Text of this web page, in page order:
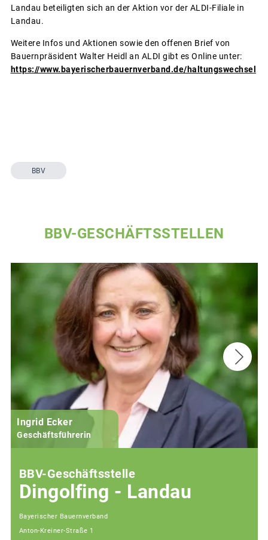
Landau beteiligten sich an der Aktion vor der ALDI-Filiale in
Landau.
Weitere Infos und Aktionen sowie den offenen Brief von
Bauernpräsident Walter Heidl an ALDI gibt es Online unter:
https://www.bayerischerbauernverband.de/haltungswechsel
BBV
BBV-GESCHÄFTSSTELLEN
Ingrid Ecker
Geschäftsführerin
BBV-Geschäftsstelle
Dingolfing - Landau
Bayerischer Bauernverband
Anton-Kreiner-Straße 1